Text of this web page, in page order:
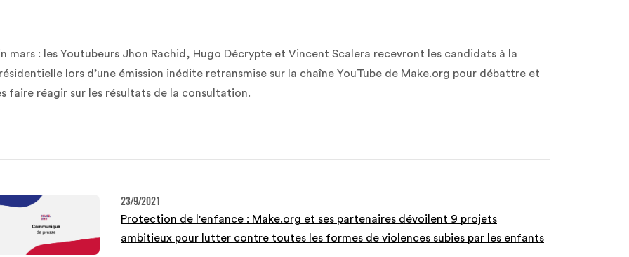
mars : les Youtubeurs Jhon Rachid, Hugo Décrypte et Vincent Scalera recevront les candidats à la
lors d’une émission inédite retransmise sur la chaîne YouTube de Make.org pour débattre et
faire réagir sur les résultats de la consultation.
23/9/2021
Protection de l'enfance : Make.org et ses partenaires dévoilent 9 projets
ambitieux pour lutter contre toutes les formes de violences subies par les enfants